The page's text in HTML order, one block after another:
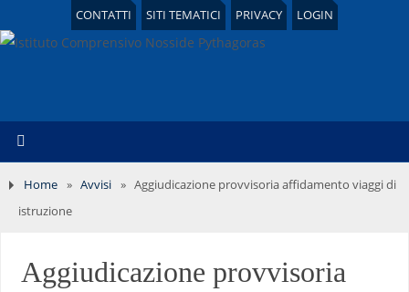
CONTATTI SITI TEMATICI PRIVACY LOGIN
Home » Avvisi » Aggiudicazione provvisoria affidamento viaggi di
istruzione
Aggiudicazione provvisoria